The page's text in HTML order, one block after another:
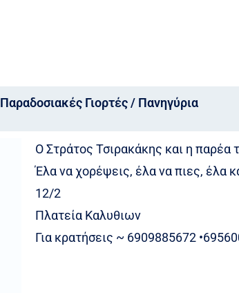
Παραδοσιακές Γιορτές / Πανηγύρια
Ο Στράτος Τσιρακάκης και η παρέα
Έλα να χορέψεις, έλα να πιες, έλα
12/2
Πλατεία Καλυθιων
Για κρατήσεις ~ 6909885672